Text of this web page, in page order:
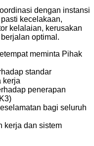
dengan instansi
kecelakaan,
kelalaian, kerusakan
optimal.
meminta Pihak
standar
kerja
penerapan
bagi seluruh
kerja dan sistem